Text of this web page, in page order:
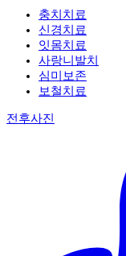
충치치료
신경치료
잇몸치료
사랑니발치
심미보존
보철치료
전후사진